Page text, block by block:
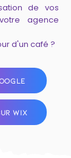
de vos
agence
d'un café ?
WIX